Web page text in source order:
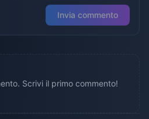
Invia commento
Scrivi il primo commento!